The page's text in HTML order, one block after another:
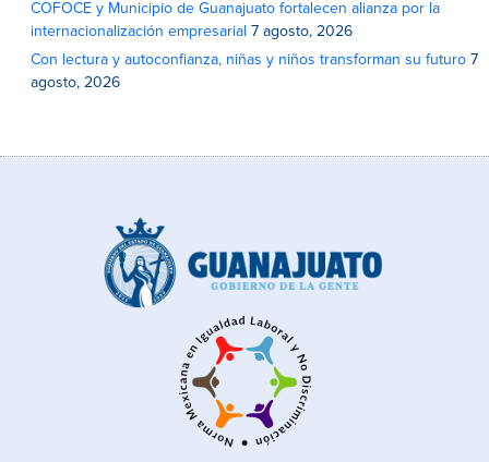
COFOCE y Municipio de Guanajuato fortalecen alianza por la
internacionalización empresarial 7 agosto, 2026
Con lectura y autoconfianza, niñas y niños transforman su futuro 7
agosto, 2026